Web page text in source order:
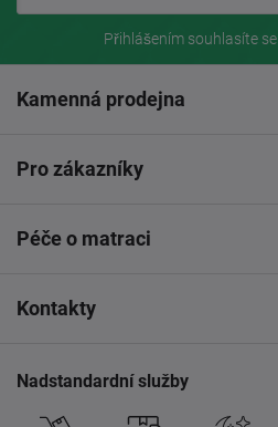
Přihlášením souhlasíte se
Kamenná prodejna
Pro zákazníky
Péče o matraci
Kontakty
Nadstandardní služby